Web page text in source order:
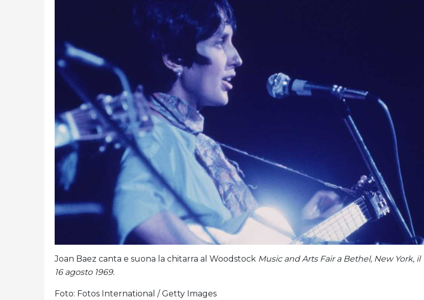
Joan Baez canta e suona la chitarra al Woodstock Music and Arts Fair a Bethel, New York, il
16 agosto 1969.
Foto: Fotos International / Getty Images